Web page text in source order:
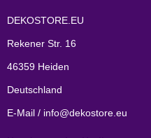
DEKOSTORE.EU
Rekener Str. 16
46359 Heiden
Deutschland
E-Mail / info@dekostore.eu